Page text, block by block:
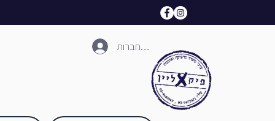
להתחברות